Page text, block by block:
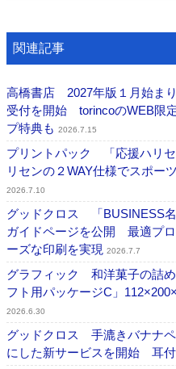
関連記事
高橋書店 2027年版１月始ま
受付を開始 torincoのWEB限
プ特典も 2026.7.15
プリントパック 「応援ハリ
リセンの２WAY仕様でスポー
2026.7.10
グッドクロス 「BUSINESS
ガイドページを公開 最適プ
ーズな印刷を実現 2026.7.7
グラフィック 和洋菓子の詰
フト用パッケージC」
2026.6.30
グッドクロス 手漉きバナナ
にした新サービスを開始 耳